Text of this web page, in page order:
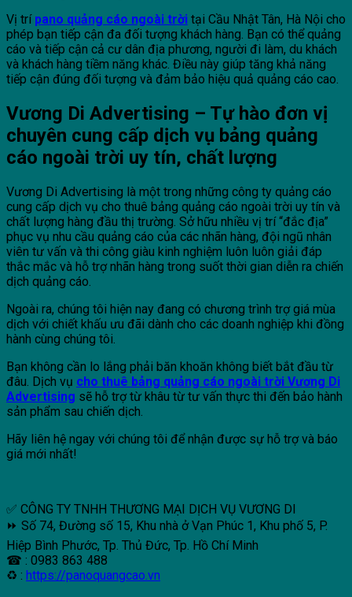
Vị trí pano quảng cáo ngoài trời tại Cầu Nhật Tân, Hà Nội cho
phép bạn tiếp cận đa đối tượng khách hàng. Bạn có thể quảng
cáo và tiếp cận cả cư dân địa phương, người đi làm, du khách
và khách hàng tiềm năng khác. Điều này giúp tăng khả năng
tiếp cận đúng đối tượng và đảm bảo hiệu quả quảng cáo cao.
Vương Di Advertising – Tự hào đơn vị
chuyên cung cấp dịch vụ bảng quảng
cáo ngoài trời uy tín, chất lượng
Vương Di Advertising là một trong những công ty quảng cáo
cung cấp dịch vụ cho thuê bảng quảng cáo ngoài trời uy tín và
chất lượng hàng đầu thị trường. Sở hữu nhiều vị trí “đắc địa”
phục vụ nhu cầu quảng cáo của các nhãn hàng, đội ngũ nhân
viên tư vấn và thi công giàu kinh nghiệm luôn luôn giải đáp
thắc mắc và hỗ trợ nhãn hàng trong suốt thời gian diễn ra chiến
dịch quảng cáo.
Ngoài ra, chúng tôi hiện nay đang có chương trình trợ giá mùa
dịch với chiết khấu ưu đãi dành cho các doanh nghiệp khi đồng
hành cùng chúng tôi.
Bạn không cần lo lắng phải băn khoăn không biết bắt đầu từ
đâu. Dịch vụ cho thuê bảng quảng cáo ngoài trời Vương Di
Advertising sẽ hỗ trợ từ khâu từ tư vấn thực thi đến bảo hành
sản phẩm sau chiến dịch.
Hãy liên hệ ngay với chúng tôi để nhận được sự hỗ trợ và báo
giá mới nhất!
✅ CÔNG TY TNHH THƯƠNG MẠI DỊCH VỤ VƯƠNG DI
⏩ Số 74, Đường số 15, Khu nhà ở Vạn Phúc 1, Khu phố 5, P.
Hiệp Bình Phước, Tp. Thủ Đức, Tp. Hồ Chí Minh
☎ : 0983 863 488
♻ : https://panoquangcao.vn